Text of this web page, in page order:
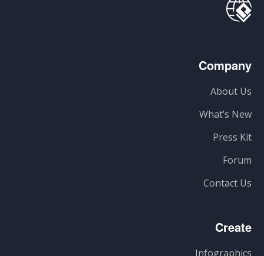
Company
About Us
What’s New
Press Kit
Forum
Contact Us
Create
Infographics